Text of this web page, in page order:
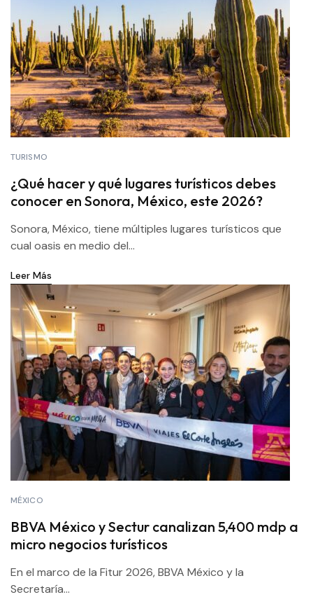
TURISMO
¿Qué hacer y qué lugares turísticos debes
conocer en Sonora, México, este 2026?
Sonora, México, tiene múltiples lugares turísticos que
cual oasis en medio del...
Leer Más
MÉXICO
BBVA México y Sectur canalizan 5,400 mdp a
micro negocios turísticos
En el marco de la Fitur 2026, BBVA México y la
Secretaría...